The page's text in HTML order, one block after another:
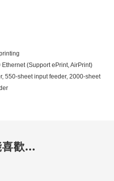
(Support ePrint, AirPrint)
550-sheet input feeder, 2000-sheet
歡...